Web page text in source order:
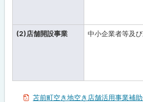
(2)店舗開設事業 中小企業者等及
苫前町空き地空き店舗活用事業補